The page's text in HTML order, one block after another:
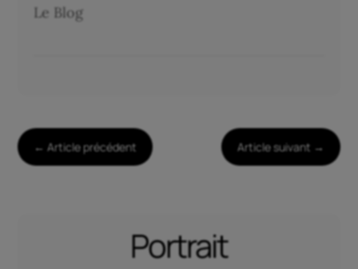
Le Blog
←Article précédent Article suivant →
Portrait